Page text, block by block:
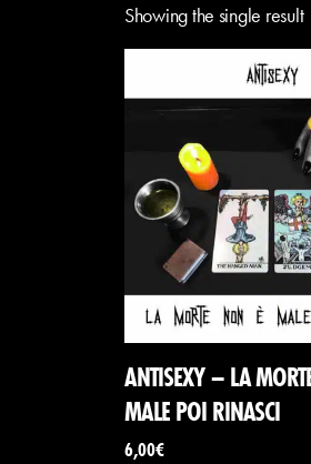
Showing the single result
ANTISEXY – LA
MALE POI RINASCI
6,00€